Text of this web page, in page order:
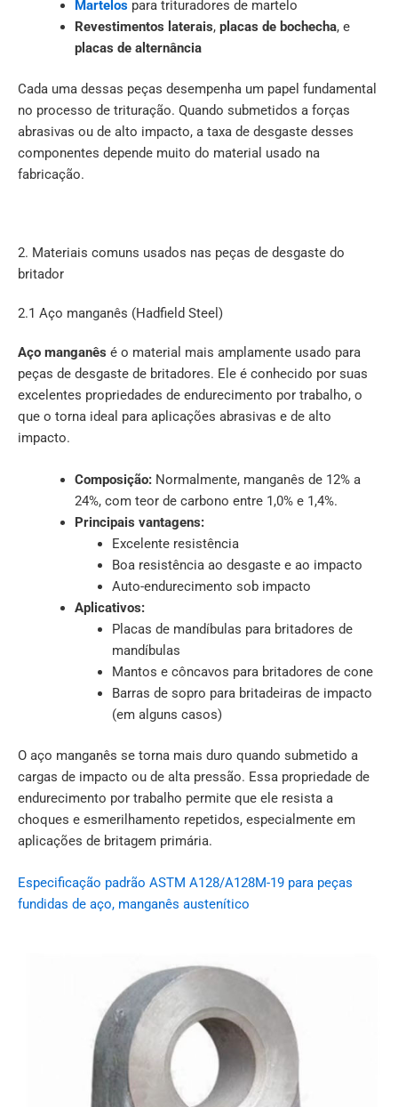
Martelospara trituradores de martelo
Revestimentos laterais, placas de bochecha, e
placas de alternância
Cada uma dessas peças desempenha um papel fundamental
no processo de trituração. Quando submetidos a forças
abrasivas ou de alto impacto, a taxa de desgaste desses
componentes depende muito do material usado na
fabricação.
2. Materiais comuns usados nas peças de desgaste do
britador
2.1 Aço manganês (Hadfield Steel)
Aço manganês é o material mais amplamente usado para
peças de desgaste de britadores. Ele é conhecido por suas
excelentes propriedades de endurecimento por trabalho, o
que o torna ideal para aplicações abrasivas e de alto
impacto.
Composição:Normalmente, manganês de 12% a
24%, com teor de carbono entre 1,0% e 1,4%.
Principais vantagens:
Excelente resistência
Boa resistência ao desgaste e ao impacto
Auto-endurecimento sob impacto
Aplicativos:
Placas de mandíbulas para britadores de
mandíbulas
Mantos e côncavos para britadores de cone
Barras de sopro para britadeiras de impacto
(em alguns casos)
O aço manganês se torna mais duro quando submetido a
cargas de impacto ou de alta pressão. Essa propriedade de
endurecimento por trabalho permite que ele resista a
choques e esmerilhamento repetidos, especialmente em
aplicações de britagem primária.
Especificação padrão ASTM A128/A128M-19 para peças
fundidas de aço, manganês austenítico